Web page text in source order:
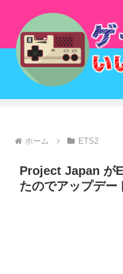
ホーム ETS2
Project Japan が
たのでアップデー